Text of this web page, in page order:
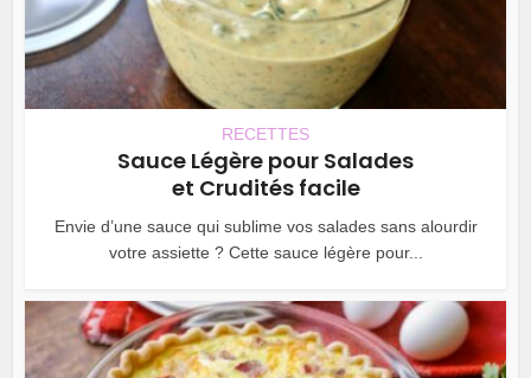
RECETTES
Sauce Légère pour Salades
et Crudités facile
Envie d’une sauce qui sublime vos salades sans alourdir
votre assiette ? Cette sauce légère pour...